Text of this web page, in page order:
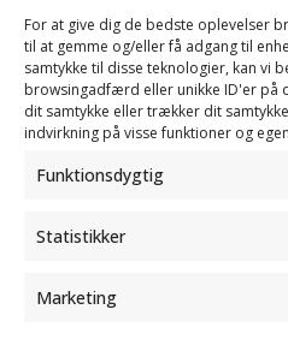
For at give dig de bedste oplevelser
til at gemme og/eller få adgang til
samtykke til disse teknologier, kan vi
browsingadfærd eller unikke ID'er på
dit samtykke eller trækker dit
indvirkning på visse funktioner og
Funktionsdygtig
Statistikker
Marketing
INFO
CVR:
FØLG